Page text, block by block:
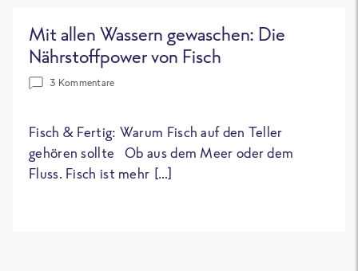
Mit allen Wassern gewaschen: Die
Nährstoffpower von Fisch
3 Kommentare
Fisch & Fertig: Warum Fisch auf den Teller
gehören sollte Ob aus dem Meer oder dem
Fluss. Fisch ist mehr […]